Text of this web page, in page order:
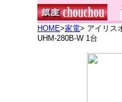
HOME>家電> アイリス
UHM-280B-W 1台